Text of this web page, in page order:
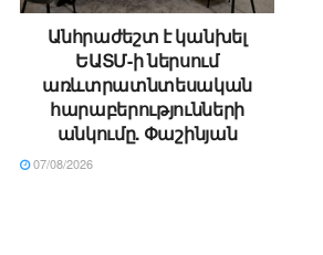
Անհրաժեշտ է կանխել
ԵԱՏՄ-ի ներսում
առևտրատնտեսական
հարաբերությունների
անկումը. Փաշինյան
07/08/2026